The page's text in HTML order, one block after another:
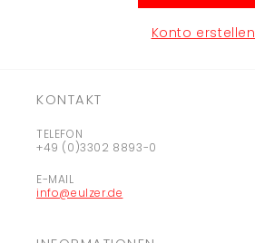
Konto erstellen
KONTAKT
TELEFON
+49 (0)3302 8893-0
E-MAIL
info@eulzer.de